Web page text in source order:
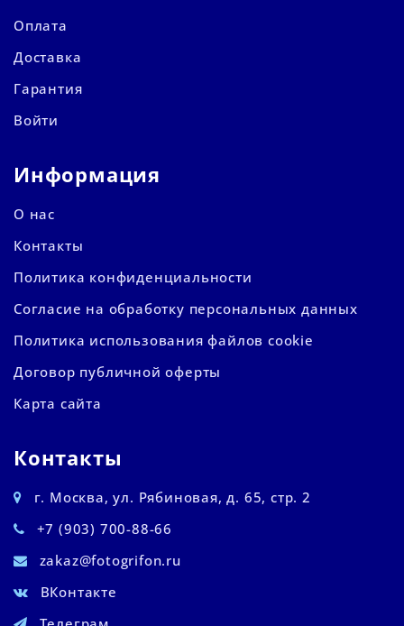
Оплата
Доставка
Гарантия
Войти
Информация
О нас
Контакты
Политика конфиденциальности
Согласие на обработку персональных данных
Политика использования файлов cookie
Договор публичной оферты
Карта сайта
Контакты
г. Москва, ул. Рябиновая, д. 65, стр. 2
+7 (903) 700-88-66
zakaz@fotogrifon.ru
ВКонтакте